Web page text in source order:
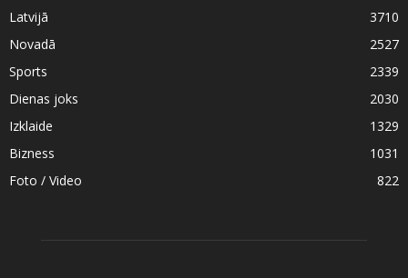
Latvijā
3710
Novadā
2527
Sports
2339
Dienas joks
2030
Izklaide
1329
Bizness
1031
Foto / Video
822